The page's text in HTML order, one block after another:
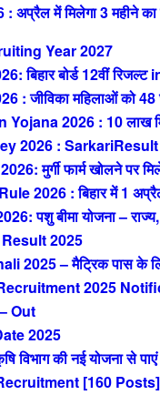
में मिलेगा 3 महीने का
Year 2027
बोर्ड 12वीं रिजल्ट
: जीविका महिलाओं को
2026 : 10 लाख
2026 : SarkariResult
मुर्गी फार्म खोलने पर
2026 : बिहार में 1 अप्रैल
पशु बीमा योजना –
2025
– मैट्रिक पास के
2025
Out
2025
विभाग की नई योजना से
[160